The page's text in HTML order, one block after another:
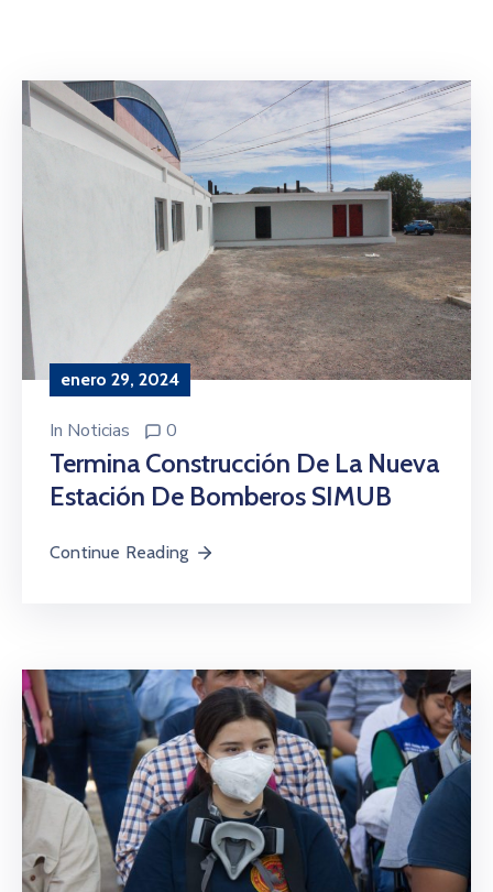
enero 29, 2024
In Noticias 0
Termina Construcción De La Nueva
Estación De Bomberos SIMUB
Continue Reading